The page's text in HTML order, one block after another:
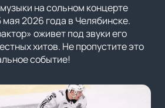
на сольном концерте
2026 года в Челябинске.
оживет под звуки его
хитов. Не пропустите это
событие!